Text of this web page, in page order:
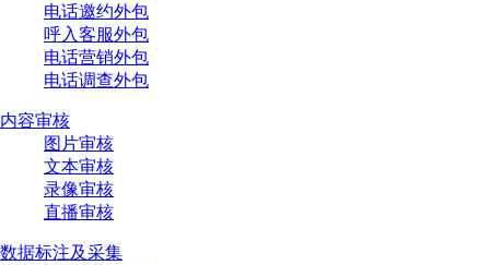
电话邀约外包
呼入客服外包
电话营销外包
电话调查外包
内容审核
图片审核
文本审核
录像审核
直播审核
数据标注及采集